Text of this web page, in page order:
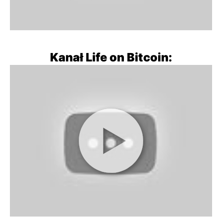
Kanał Life on Bitcoin: